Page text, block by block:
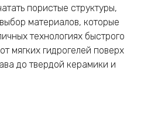
пористые структуры,
материалов, которые
технологиях быстрого
мягких гидрогелей поверх
до твердой керамики и